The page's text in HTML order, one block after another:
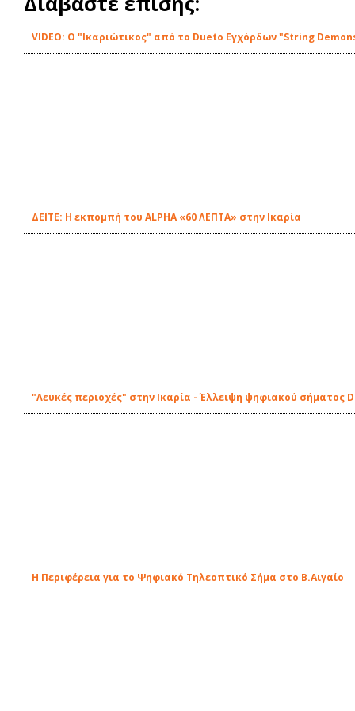
VIDEO: Ο "Ικαριώτικος" από το Dueto Εγχόρδων "String
ΔΕΙΤE: Η εκπομπή του ALPHA «60 ΛΕΠΤΑ» στην Ικαρία
"Λευκές περιοχές" στην Ικαρία - Έλλειψη ψηφιακού σήματος
Η Περιφέρεια για το Ψηφιακό Τηλεοπτικό Σήμα στο Β.Αιγαίο